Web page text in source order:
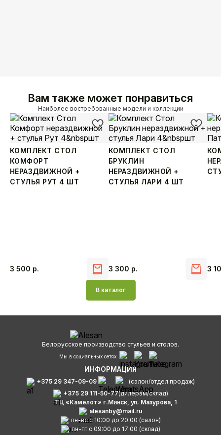
Вам также может понравиться
Наиболее востребованные модели и коллекции
КОМПЛЕКТ СТОЛ
КОМФОРТ
НЕРАЗДВИЖНОЙ +
СТУЛЬЯ РУТ 4 ШТ
3 500 р.
КОМПЛЕКТ СТОЛ
БРУКЛИН
НЕРАЗДВИЖНОЙ +
СТУЛЬЯ ЛАРИ 4 ШТ
3 300 р. 3
В каталог
Белорусское производство стульев и столов.
Мы в социальных сетях:
ИНФОРМАЦИЯ
+375 29 347-09-09
(салон/отдел продаж)
+375 29 111-50-77(дилерам/склад)
ТЦ «Камелот» г.Минск, ул. Мазурова, 1
alesanby@mail.ru
пн-вс с 10:00 до 20:00 (салон)
пн-пт с 09:00 до 17:00 (склад)